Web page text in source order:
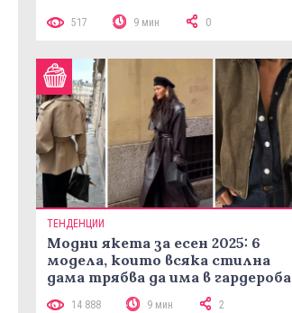
517 9 мин 0
ТЕНДЕНЦИИ
Модни якета за есен 2025: 6
модела, които всяка стилна
дама трябва да има в гардероба
14 888 9 мин 2